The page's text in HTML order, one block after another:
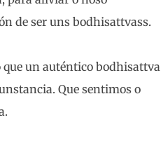
de ser uns bodhisattvass.
un auténtico bodhisattva
Que sentimos o